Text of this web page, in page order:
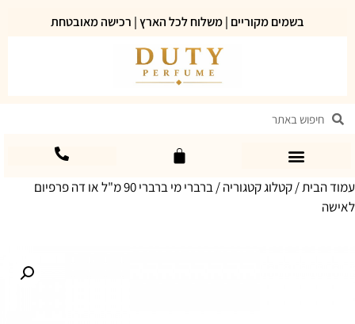
בשמים מקוריים | משלוח לכל הארץ | רכישה מאובטחת
עמוד הבית/קטלוג קטגוריה
/ ברברי מי ברברי 90 מ"ל או דה פרפיום
לאישה